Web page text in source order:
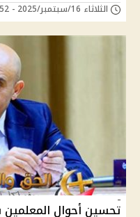
الثلاثاء 16/سبتمبر/2025 - 11:52 ص